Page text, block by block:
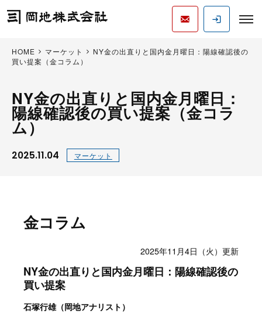
HOME マーケット
NY金の出直りと国内金月曜日：陽線確認後の
買い提案（金コラム）
NY金の出直りと国内金月曜日：
陽線確認後の買い提案（金コラ
ム）
2025.11.04 マーケット
金コラム
2025年11月4日（火）更新
NY金の出直りと国内金月曜日：陽線確認後の
買い提案
石塚行雄（岡地アナリスト）